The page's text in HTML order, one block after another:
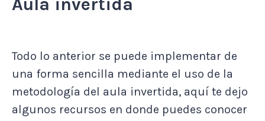
Todo lo anterior se puede implementar de
una forma sencilla mediante el uso de la
metodología del aula invertida, aquí te dejo
algunos recursos en donde puedes conocer